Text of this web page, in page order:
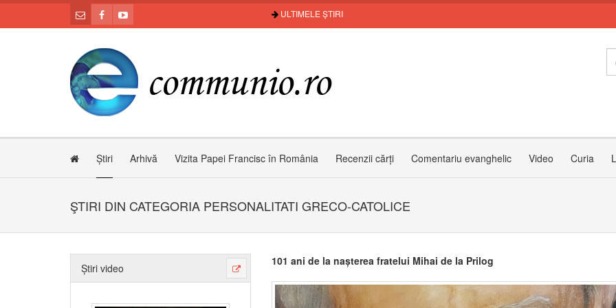
ULTIMELE ȘTIRI
Știri Arhivă Vizita Papei Francisc în România Recenzii cărți Comentariu evanghelic Video Curia
ŞTIRI DIN CATEGORIA PERSONALITATI GRECO-CATOLICE
Știri video
101 ani de la nașterea fratelui Mihai de la Prilog